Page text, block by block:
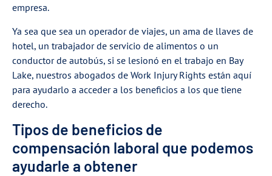
empresa.
Ya sea que sea un operador de viajes, un ama de llaves de
hotel, un trabajador de servicio de alimentos o un
conductor de autobús, si se lesionó en el trabajo en Bay
Lake, nuestros abogados de Work Injury Rights están aquí
para ayudarlo a acceder a los beneficios a los que tiene
derecho.
Tipos de beneficios de
compensación laboral que podemos
ayudarle a obtener